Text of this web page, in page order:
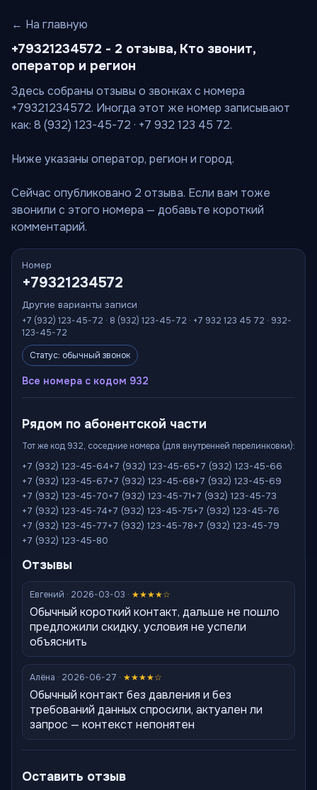
← На главную
+79321234572 - 2 отзыва, Кто звонит,
оператор и регион
Здесь собраны отзывы о звонках с номера
+79321234572. Иногда этот же номер записывают
как: 8 (932) 123-45-72 · +7 932 123 45 72.
Ниже указаны оператор, регион и город.
Сейчас опубликовано 2 отзыва. Если вам тоже
звонили с этого номера — добавьте короткий
комментарий.
Номер
+79321234572
Другие варианты записи
+7 (932) 123-45-72 · 8 (932) 123-45-72 · +7 932 123 45 72 · 932-
123-45-72
Статус: обычный звонок
Все номера с кодом 932
Рядом по абонентской части
Тот же код 932, соседние номера (для внутренней перелинковки):
+7 (932) 123-45-64+7 (932) 123-45-65+7 (932) 123-45-66
+7 (932) 123-45-67+7 (932) 123-45-68+7 (932) 123-45-69
+7 (932) 123-45-70+7 (932) 123-45-71+7 (932) 123-45-73
+7 (932) 123-45-74+7 (932) 123-45-75+7 (932) 123-45-76
+7 (932) 123-45-77+7 (932) 123-45-78+7 (932) 123-45-79
+7 (932) 123-45-80
Отзывы
Евгений · 2026-03-03 · ★★★★☆
Обычный короткий контакт, дальше не пошло
предложили скидку, условия не успели
объяснить
Алёна · 2026-06-27 · ★★★★☆
Обычный контакт без давления и без
требований данных спросили, актуален ли
запрос — контекст непонятен
Оставить отзыв